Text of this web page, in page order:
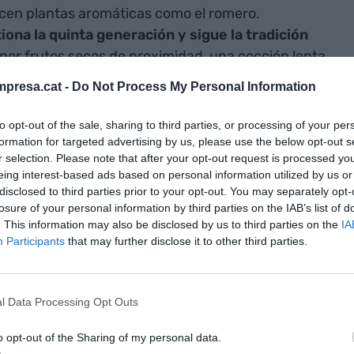
- Do Not Process My Personal Information
opt-out of the sale, sharing to third parties, or processing of your
for targeted advertising by us, please use the below opt-out
selection. Please note that after your opt-out request is processed
interest-based ads based on personal information utilized by us
to third parties prior to your opt-out. You may separately
of your personal information by third parties on the IAB’s list of
This information may also be disclosed by us to third parties on the
Participants that may further disclose it to other third parties.
Data Processing Opt Outs
opt-out of the Sharing of my personal data.
plantas aromáticas como el romero.
la quinta generación y sigue la tradición
frutos secos de proximidad, una cocción lenta
una miel de calidad, pero también para elaborar
y sin azúcares añadidos.
,Ferran Alemany, define de forma sencilla la
productores de turrón y traginers de la miel".
heredero de una tradición familiar, que se
e innovadores en la miel. "Ofrecemos un
gracias con la miel de romero". En el caso de la
las monoflorals, que se recogen y seleccionan
de todo el Estado español.
ha cambiado mucho desde 1879. Aquel año,